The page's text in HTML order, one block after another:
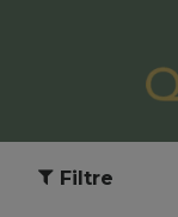
Filtre